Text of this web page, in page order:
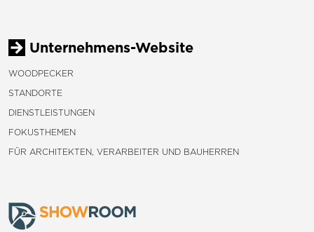
Unternehmens-Website
WOODPECKER
STANDORTE
DIENSTLEISTUNGEN
FOKUSTHEMEN
FÜR ARCHITEKTEN, VERARBEITER UND BAUHERREN